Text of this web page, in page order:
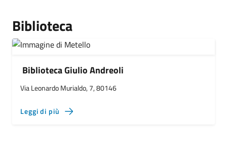
Biblioteca
Biblioteca Giulio Andreoli
Via Leonardo Murialdo, 7, 80146
Leggi di più